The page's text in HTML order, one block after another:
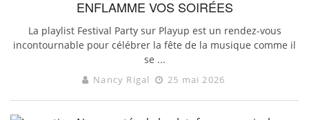
ENFLAMME VOS SOIRÉES
La playlist Festival Party sur Playup est un rendez-vous
incontournable pour célébrer la fête de la musique comme il
se ...
Nancy Rigal 25 mai 2026